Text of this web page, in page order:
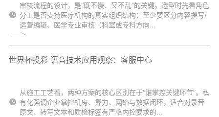
审核流程的设计，是“既不慢、又不乱”的关键。选型时先看角色
分工是否支持医疗机构的真实组织结构：至少要区分内容撰写/
运营编辑、医学专业审核（科室或专科方向...
世界杯投彩 语音技术应用观察：客服中心
从施工工艺看，两种方案的核心区别在于“谁掌控关键环节”。私
有化强调企业掌控机房、算力、网络与数据闭环，适合对录音
原文、转写文本和质检标签有严格内控要求的...